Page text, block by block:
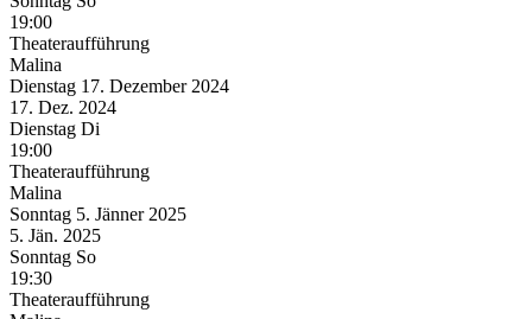
19:00
Theateraufführung
Malina
Dienstag 17. Dezember 2024
17. Dez. 2024
Dienstag Di
19:00
Theateraufführung
Malina
Sonntag 5. Jänner 2025
5. Jän. 2025
Sonntag So
19:30
Theateraufführung